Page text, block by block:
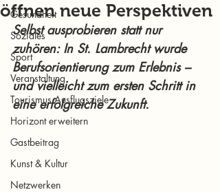
Gesundheit
Soziales
Sport
Veranstaltung
Tourismus Ausflugsziele
Horizont erweitern
Gastbeitrag
Kunst & Kultur
Netzwerken
öffnen neue Perspektiven
Selbst ausprobieren statt nur
zuhören: In St. Lambrecht wurde
Berufsorientierung zum Erlebnis –
und vielleicht zum ersten Schritt in
eine erfolgreiche Zukunft.